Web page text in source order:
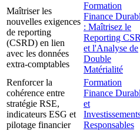
Maîtriser les
nouvelles exigences
de reporting
(CSRD) en lien
avec les données
extra-comptables
Formation
Finance
: Maîtrisez le
Reporting
et l'Analyse de
Double
Matérialité
Renforcer la
cohérence entre
stratégie RSE,
indicateurs ESG et
pilotage financier
Formation
Finance
et
Responsables